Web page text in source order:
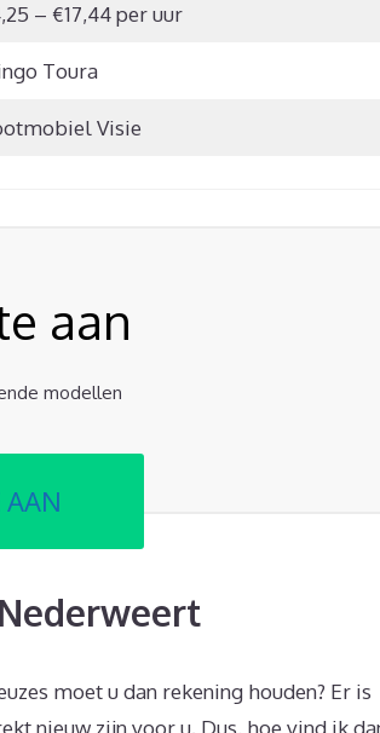
– €17,44 per uur
Toura
Visie
aan
modellen
AAN
moet u dan rekening houden? Er is
nieuw zijn voor u. Dus, hoe vind ik